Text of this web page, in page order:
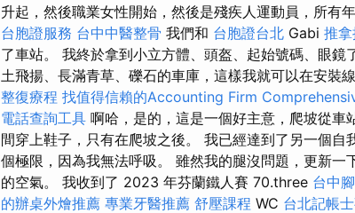
升起，然後職業女性開始，然後是殘疾人運動員，所有
台胞證服務 台中中醫整骨 我們和 台胞證台北 Gabi 推
了車站。 我終於拿到小立方體、頭盔、起始號碼、眼鏡
土飛揚、長滿青草、礫石的車庫，這樣我就可以在安裝
整復療程 找值得信賴的Accounting Firm
電話查詢工具 啊哈，是的，這是一個好主意，爬坡從
間穿上鞋子，只有在爬坡之後。 我已經達到了另一個
個極限，因為我無法呼吸。 雖然我的腿沒問題，更新
的空氣。 我收到了 2023 年芬蘭鐵人賽 70.three 台中
的辦桌外燴推薦 專業牙醫推薦 舒壓課程 WC 台北記帳